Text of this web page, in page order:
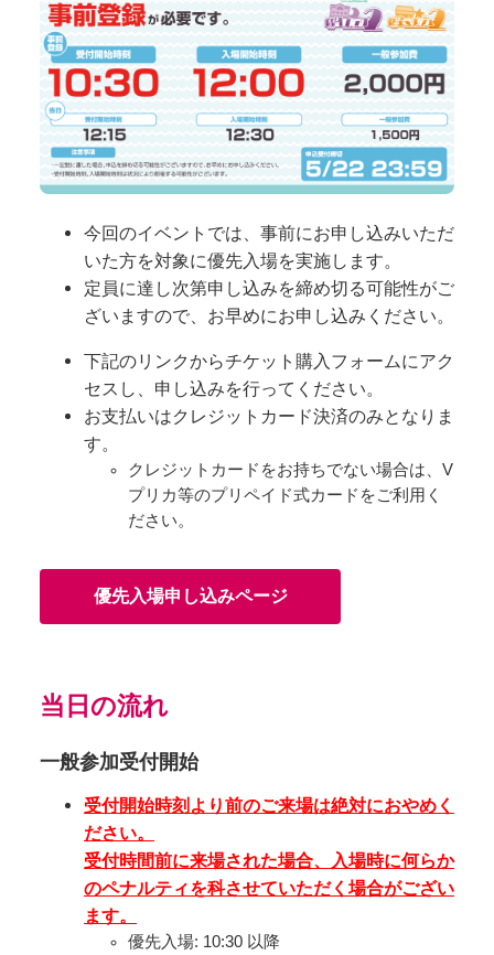
今回のイベントでは、事前にお申し込みいただ
いた方を対象に優先入場を実施します。
定員に達し次第申し込みを締め切る可能性がご
ざいますので、お早めにお申し込みください。
下記のリンクからチケット購入フォームにアク
セスし、申し込みを行ってください。
お支払いはクレジットカード決済のみとなりま
す。
クレジットカードをお持ちでない場合は、V
プリカ等のプリペイド式カードをご利用く
ださい。
優先入場申し込みページ
当日の流れ
一般参加受付開始
受付開始時刻より前のご来場は絶対におやめく
ださい。
受付時間前に来場された場合、入場時に何らか
のペナルティを科させていただく場合がござい
ます。
優先入場: 10:30 以降